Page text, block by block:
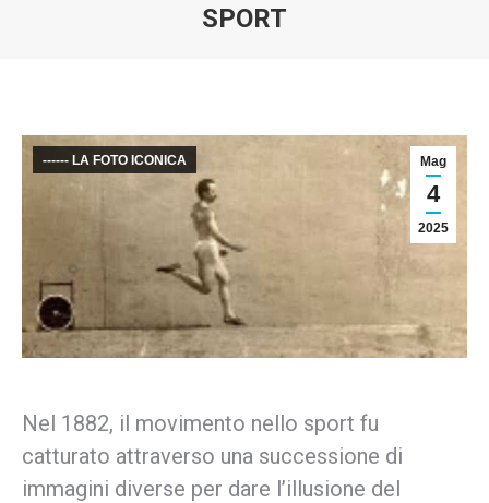
SPORT
Mag
4
2025
------ LA FOTO ICONICA
Nel 1882, il movimento nello sport fu
catturato attraverso una successione di
immagini diverse per dare l’illusione del